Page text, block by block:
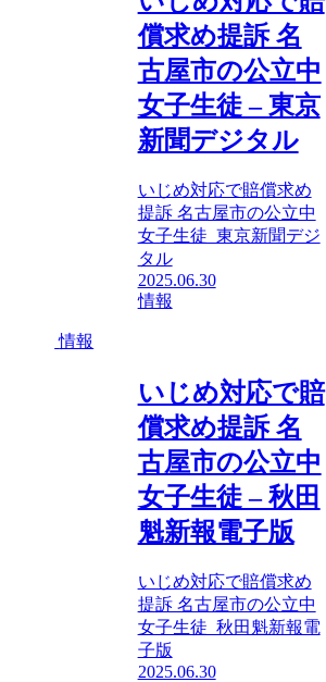
償求め提訴 名
古屋市の公立中
女子生徒 – 東京
新聞デジタル
いじめ対応で賠償求め
提訴 名古屋市の公立中
女子生徒 東京新聞デジ
タル
2025.06.30
情報
情報
いじめ対応で賠
償求め提訴 名
古屋市の公立中
女子生徒 – 秋田
魁新報電子版
いじめ対応で賠償求め
提訴 名古屋市の公立中
女子生徒 秋田魁新報電
子版
2025.06.30